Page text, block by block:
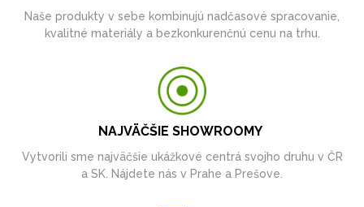
Naše produkty v sebe kombinujú nadčasové spracovanie,
kvalitné materiály a bezkonkurenčnú cenu na trhu.
NAJVÄČŠIE SHOWROOMY
Vytvorili sme najväčšie ukážkové centrá svojho druhu v ČR
a SK. Nájdete nás v Prahe a Prešove.